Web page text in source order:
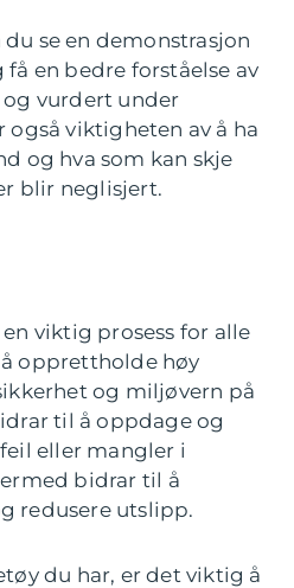
se en demonstrasjon
en bedre forståelse av
vurdert under
også viktigheten av å ha
og hva som kan skje
blir neglisjert.
viktig prosess for alle
opprettholde høy
og miljøvern på
til å oppdage og
eller mangler i
bidrar til å
redusere utslipp.
du har, er det viktig å